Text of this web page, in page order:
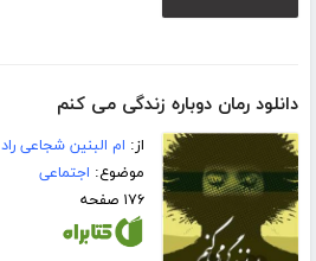
دانلود رمان دوباره زندگی می کنم
از: ام البنین شجاعی راد
موضوع: اجتماعی
۱۷۶ صفحه